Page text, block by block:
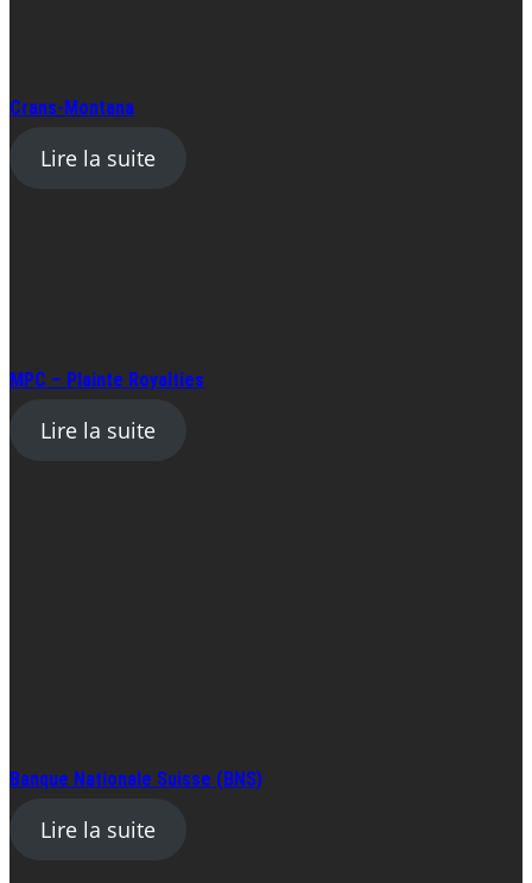
Crans-Montana
Lire la suite
MPC – Plainte Royalties
Lire la suite
Banque Nationale Suisse (BNS)
Lire la suite